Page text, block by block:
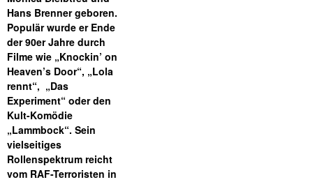
Hans Brenner geboren.
Populär wurde er Ende
der 90er Jahre durch
Filme wie „Knockin’ on
Heaven’s Door“, „Lola
rennt“, „Das
Experiment“ oder den
Kult-Komödie
„Lammbock“. Sein
vielseitiges
Rollenspektrum reicht
vom RAF-Terroristen in